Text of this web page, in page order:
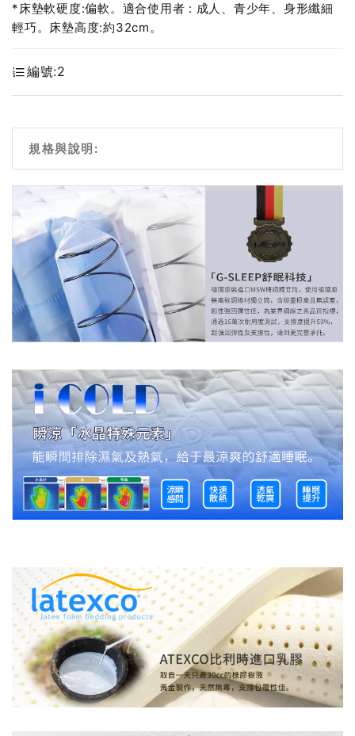
*床墊軟硬度:偏軟。適合使用者 : 成人、青少年、身形纖細
輕巧。床墊高度:約32cm。
編號:2
規格與說明: